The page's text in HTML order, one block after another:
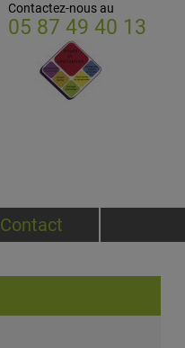
Contactez-nous au
05 87 49 40 13
Contact